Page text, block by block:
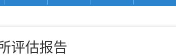
评估报告